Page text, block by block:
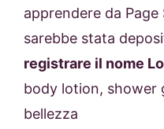
apprendere da Page
sarebbe stata
registrare il nome
body lotion, shower
bellezza